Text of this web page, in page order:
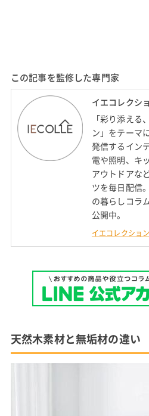
この記事を監修した専門家
イエコレクシ
「彩り添える
ン」をテーマ
発信するイン
電や照明、キ
アウトドアな
ツを毎日配信
の暮らしコラ
公開中。
イエコレクショ
天然木素材と無垢材の違い